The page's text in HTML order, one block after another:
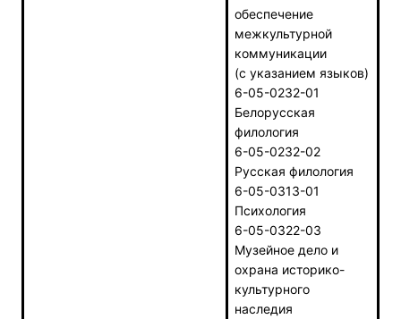
обеспечение
межкультурной
коммуникации
(с указанием языков)
6-05-0232-01
Белорусская
филология
6-05-0232-02
Русская филология
6-05-0313-01
Психология
6-05-0322-03
Музейное дело и
охрана историко-
культурного
наследия